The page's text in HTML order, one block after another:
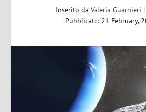
Inserito da Valeria Guarnieri |
Pubblicato: 21 February,